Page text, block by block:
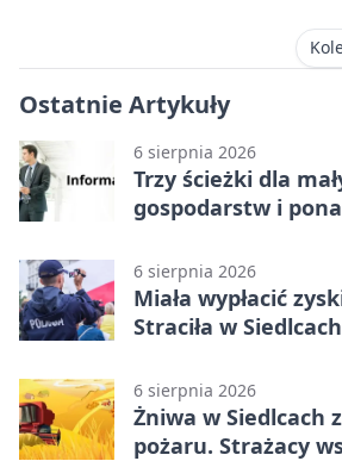
Ostatnie Artykuły
6 sierpnia 2026
Trzy ścieżki dla
gospodarstw i
6 sierpnia 2026
Miała wypłacić
Straciła w
6 sierpnia 2026
Żniwa w Siedlcach
pożaru. Strażacy